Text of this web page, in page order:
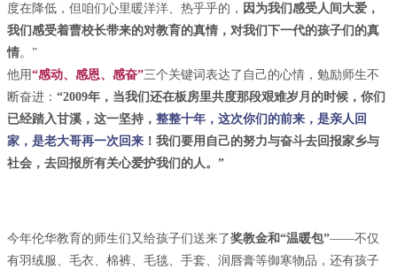
度在降低，但咱们心里暖洋洋、热乎乎的， 因为我们感受人间大爱，
我们感受着曹校长带来的对教育的真情，对我们下一代的孩子们的真
情。”
他用“感动、感恩、感奋”三个关键词表达了自己的心情，勉励师生不
断奋进： “2009年，当我们还在板房里共度那段艰难岁月的时候，你们
已经踏入甘溪，这一坚持， 整整十年，这次你们的前来，是亲人回
家，是老大哥再一次回来 ！我们要用自己的努力与奋斗去回报家乡与
社会，去回报所有关心爱护我们的人。”
今年伦华教育的师生们又给孩子们送来了奖教金和“温暖包”——不仅
有羽绒服、毛衣、棉裤、毛毯、手套、润唇膏等御寒物品，还有孩子